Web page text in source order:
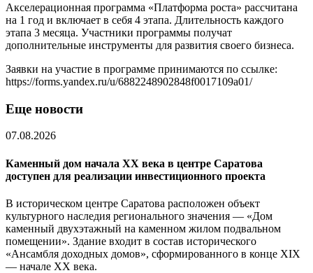
Акселерационная программа «Платформа роста» рассчитана
на 1 год и включает в себя 4 этапа. Длительность каждого
этапа 3 месяца. Участники программы получат
дополнительные инструменты для развития своего бизнеса.
Заявки на участие в программе принимаются по ссылке:
https://forms.yandex.ru/u/6882248902848f0017109a01/
Еще новости
07.08.2026
Каменный дом начала XX века в центре Саратова
доступен для реализации инвестиционного проекта
В историческом центре Саратова расположен объект
культурного наследия регионального значения — «Дом
каменный двухэтажный на каменном жилом подвальном
помещении». Здание входит в состав исторического
«Ансамбля доходных домов», сформированного в конце XIX
— начале XX века.